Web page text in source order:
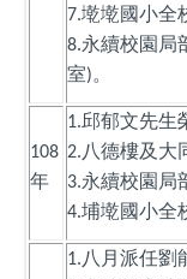
7.墘墘國小全
8.永續校園局
室)。
108
年
1.邱郁文先生
2.八德樓及大
3.永續校園局
4.埔墘國小全
1.八月派任劉